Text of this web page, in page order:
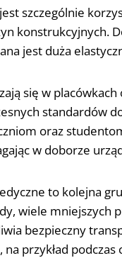
szczególnie
konstrukcyjnych.
jest duża
się w
standardów
oraz
w doborze
to kolejna
wiele
bezpieczny
przykład